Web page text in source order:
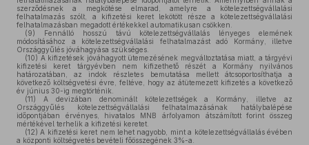
szerződésnek a megkötése elmarad, amelyre a kötelezettségvállalási
felhatalmazás szólt, a kifizetési keret lekötött része a kötelezettségvállalási
felhatalmazásban megadott értékekkel automatikusan csökken.
(9) Fennálló hosszú távú kötelezettségvállalás lényeges elemének
módosításához a kötelezettségvállalási felhatalmazást adó Kormány, illetve
Országgyűlés jóváhagyása szükséges.
(10) A kifizetések jóváhagyott ütemezésének megváltoztatása miatt, a tárgyévi
kifizetési keret tárgyévben nem kifizethető részét a Kormány nyilvános
határozatában, az indok részletes bemutatása mellett átcsoportosíthatja a
következő költségvetési évre, feltéve, hogy az átütemezett kifizetés a következő
év június 30-ig megtörténik.
(11) A devizában denominált kötelezettségek a Kormány, illetve az
Országgyűlés kötelezettségvállalási felhatalmazásának hatálybalépése
időpontjában érvényes, hivatalos MNB árfolyamon átszámított forint összeg
mértékével terhelik a kifizetési keretet.
(12) A kifizetési keret nem lehet nagyobb, mint a kötelezettségvállalás évében
a központi költségvetés bevételi főösszegének 3%-a.